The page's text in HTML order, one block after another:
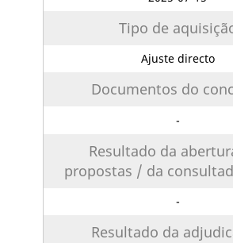
Tipo de
Ajuste directo
Documentos do
-
Resultado da
propostas / da
-
Resultado da